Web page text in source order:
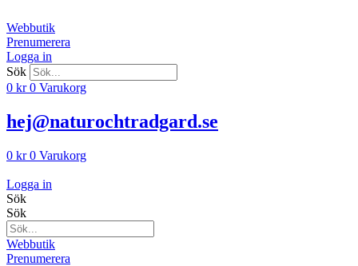
till
innehåll
Webbutik
Prenumerera
Logga in
Sök
0 kr 0 Varukorg
hej@naturochtradgard.se
0 kr 0 Varukorg
Logga in
Sök
Sök
Webbutik
Prenumerera